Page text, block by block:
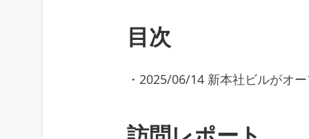
目次
・2025/06/14 新本社ビルがオ